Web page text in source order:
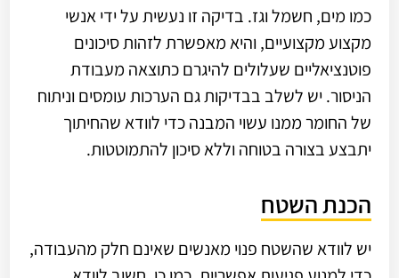
כמו מים, חשמל וגז. בדיקה זו נעשית על ידי אנשי
מקצוע מקצועיים, והיא מאפשרת לזהות סיכונים
פוטנציאליים שעלולים להיגרם כתוצאה מעבודת
הניסור. יש לשלב בבדיקות גם הערכות עומסים וניתוח
של החומר ממנו עשוי המבנה כדי לוודא שהחיתוך
יתבצע בצורה בטוחה וללא סיכון להתמוטטות.
הכנת השטח
יש לוודא שהשטח פנוי מאנשים שאינם חלק מהעבודה,